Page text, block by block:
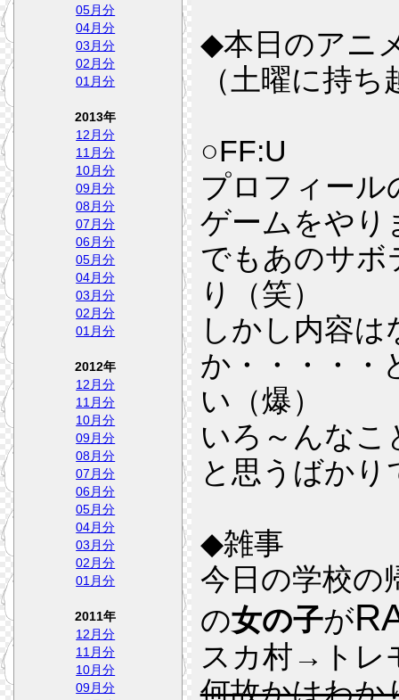
◆本日のアニ
（土曜に持ち
○FF:U
プロフィール
ゲームをやり
でもあのサボ
り（笑）
しかし内容
か・・・・・
い（爆）
いろ～んなこ
と思うばかり
◆雑事
今日の学校の
の女の子が
スカ村→トレ
何故かはわか
05月分
04月分
03月分
02月分
01月分
2013年
12月分
11月分
10月分
09月分
08月分
07月分
06月分
05月分
04月分
03月分
02月分
01月分
2012年
12月分
11月分
10月分
09月分
08月分
07月分
06月分
05月分
04月分
03月分
02月分
01月分
2011年
12月分
11月分
10月分
09月分